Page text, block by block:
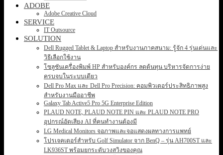
ADOBE
Adobe Creative Cloud
SERVICE
IT Outsource
SOLUTION
Dell Rugged Tablet & Laptop สำหรับงานภาคสนาม: รู้จัก 4 รุ่นเด่นและ
วิธีเลือกใช้งาน
โซลูชันเครื่องพิมพ์ HP สำหรับองค์กร ลดต้นทุน บริหารจัดการง่าย
ครบจบในระบบเดียว
Dell Pro Max และ Dell Pro Precision: คอมพิวเตอร์ประสิทธิภาพสูง
สำหรับงานมืออาชีพ
Galaxy Tab Active5 Pro 5G Enterprise Edition
PLAUD NOTE, PLAUD NOTE PIN และ PLAUD NOTE PRO
อุปกรณ์อัดเสียง AI ที่คนทำงานต้องมี
LG Medical Monitors จอภาพและจอแสดงผลทางการแพทย์
โปรเจคเตอร์สำหรับ Golf Simulator จาก BenQ – รุ่น AH700ST และ
LK936ST พร้อมยกระดับวงสวิงของคุณ